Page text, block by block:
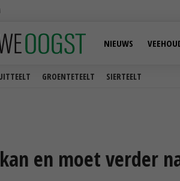
GROENTETEELT SIERTEELT
NIEUWS
en moet verder